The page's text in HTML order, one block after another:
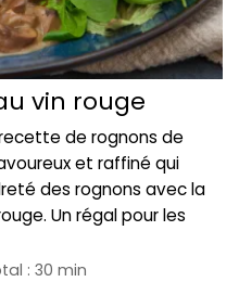
vin rouge
de rognons de
et raffiné qui
des rognons avec la
Un régal pour les
: 30 min